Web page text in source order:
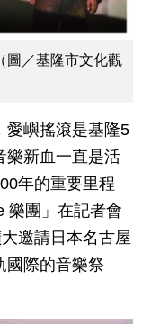
圖／基隆市文化觀
愛嶼搖滾是基隆5
樂新血一直是活
年的重要里程
樂團」在記者會
邀請日本名古屋
國際的音樂祭